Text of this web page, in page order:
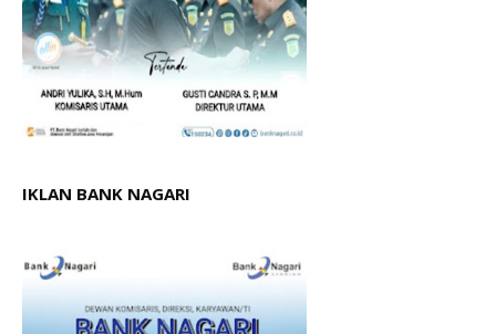
IKLAN BANK NAGARI